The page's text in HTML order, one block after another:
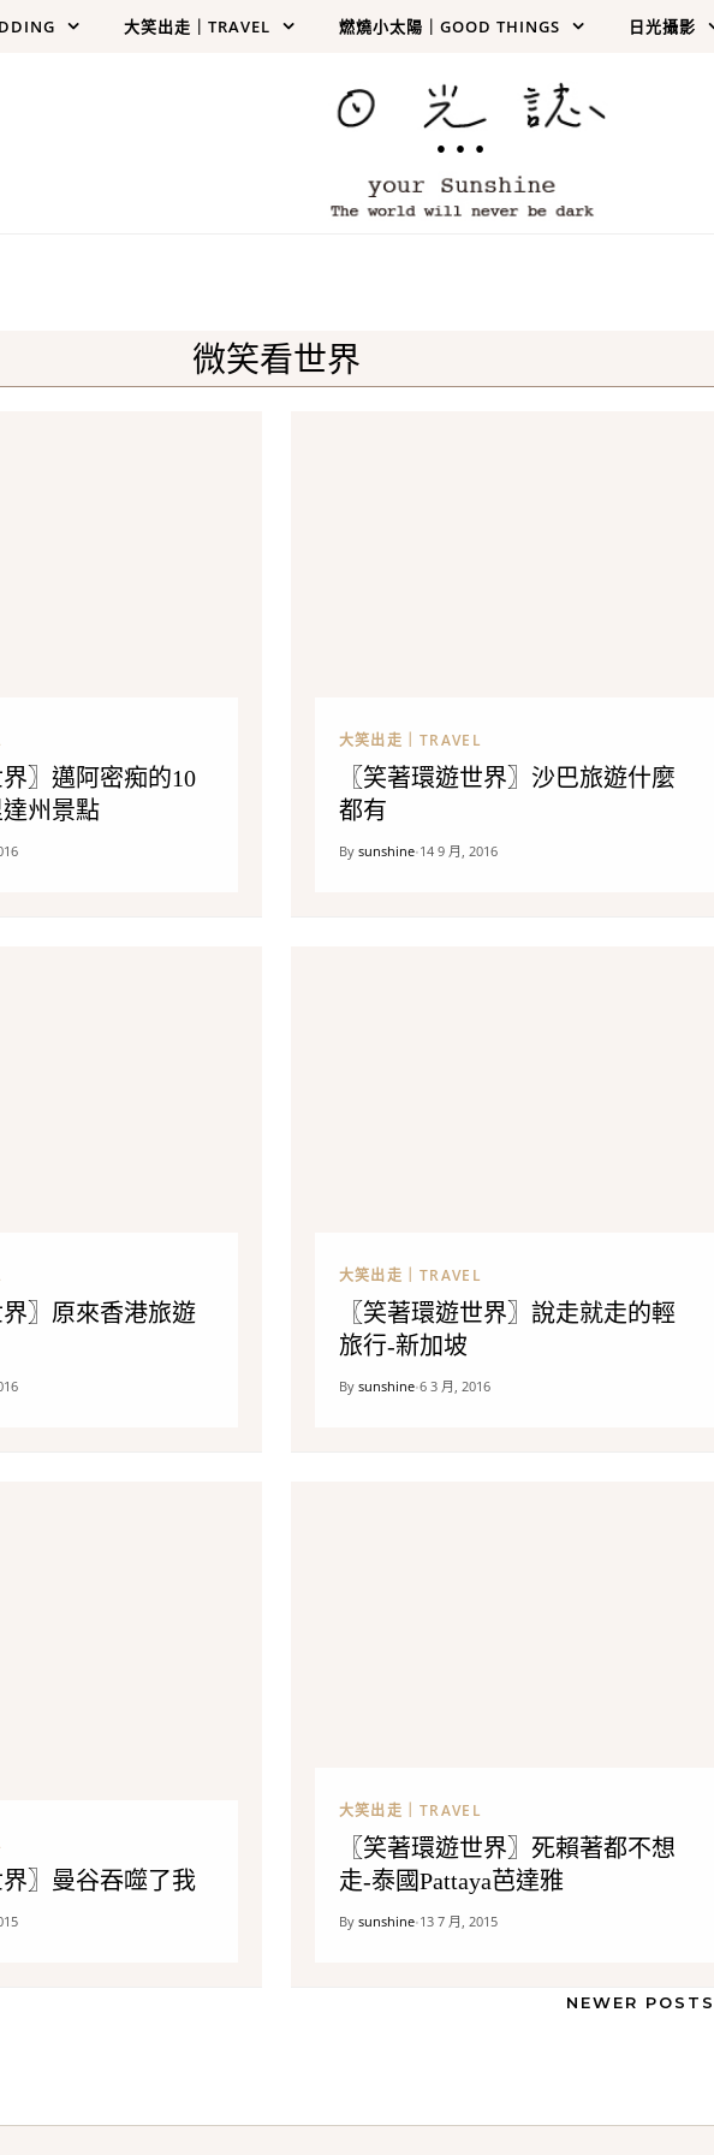
大笑出走｜TRAVEL 燃燒小太陽｜GOOD THINGS 日光攝影
…
微笑看世界
界〗邁阿密痴的10
州景點
大笑出走｜TRAVEL
〖笑著環遊世界〗沙巴旅遊什麼
都有
By sunshine•14 9 月, 2016
界〗原來香港旅遊
大笑出走｜TRAVEL
〖笑著環遊世界〗說走就走的輕
旅行-新加坡
By sunshine•6 3 月, 2016
界〗曼谷吞噬了我
大笑出走｜TRAVEL
〖笑著環遊世界〗死賴著都不想
走-泰國Pattaya芭達雅
By sunshine•13 7 月, 2015
NEWER POSTS